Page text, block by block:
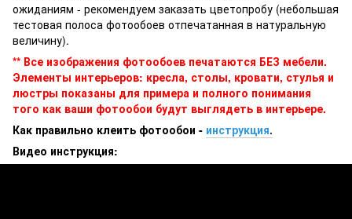
ожиданиям - рекомендуем заказать цветопробу (небольшая
тестовая полоса фотообоев отпечатанная в натуральную
величину).
** Все изображения фотообоев печатаются БЕЗ мебели.
Элементы интерьеров: кресла, столы, кровати, стулья и
люстры показаны для примера и полного понимания
того как ваши фотообои будут выглядеть в интерьере.
Как правильно клеить фотообои - инструкция.
Видео инструкция: